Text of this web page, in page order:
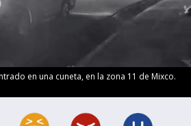
en una cuneta, en la zona 11 de Mixco.